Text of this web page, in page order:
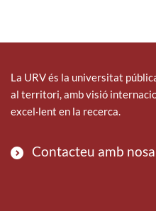
La URV és la universitat
al territori, amb visió
excel·lent en la recerca.
Contacteu amb